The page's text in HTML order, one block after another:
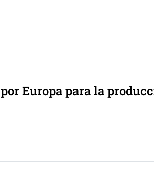
Europa para la